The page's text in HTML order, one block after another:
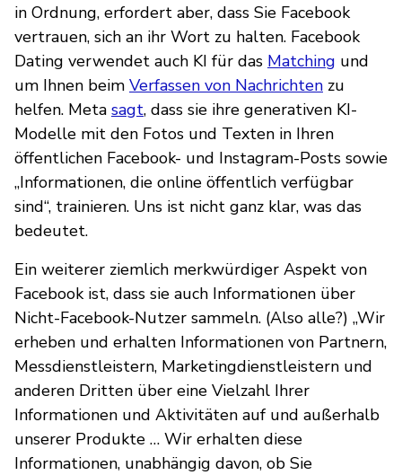
in Ordnung, erfordert aber, dass Sie Facebook
vertrauen, sich an ihr Wort zu halten. Facebook
Dating verwendet auch KI für das Matching und
um Ihnen beim Verfassen von Nachrichten zu
helfen. Meta sagt, dass sie ihre generativen KI-
Modelle mit den Fotos und Texten in Ihren
öffentlichen Facebook- und Instagram-Posts sowie
„Informationen, die online öffentlich verfügbar
sind“, trainieren. Uns ist nicht ganz klar, was das
bedeutet.
Ein weiterer ziemlich merkwürdiger Aspekt von
Facebook ist, dass sie auch Informationen über
Nicht-Facebook-Nutzer sammeln. (Also alle?) „Wir
erheben und erhalten Informationen von Partnern,
Messdienstleistern, Marketingdienstleistern und
anderen Dritten über eine Vielzahl Ihrer
Informationen und Aktivitäten auf und außerhalb
unserer Produkte … Wir erhalten diese
Informationen, unabhängig davon, ob Sie